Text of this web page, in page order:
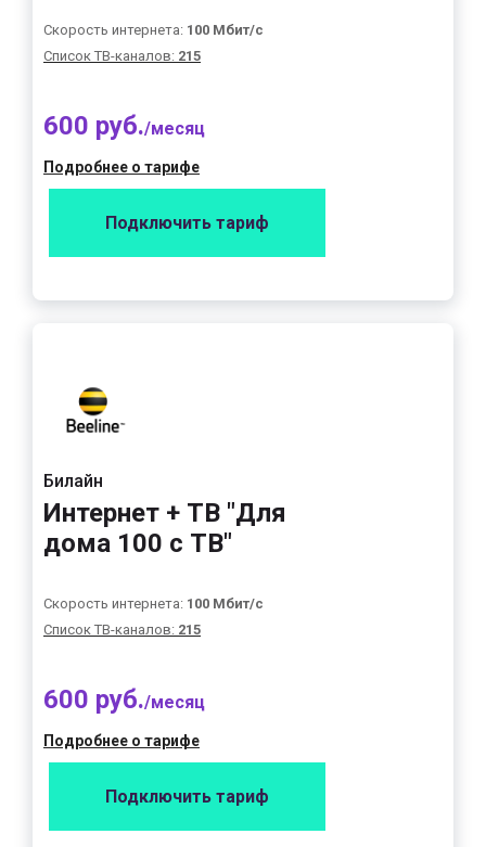
Скорость интернета: 100 Мбит/с
Список ТВ-каналов: 215
600 руб./месяц
Подробнее о тарифе
Подключить тариф
Билайн
Интернет + ТВ "Для
дома 100 с ТВ"
Скорость интернета: 100 Мбит/с
Список ТВ-каналов: 215
600 руб./месяц
Подробнее о тарифе
Подключить тариф